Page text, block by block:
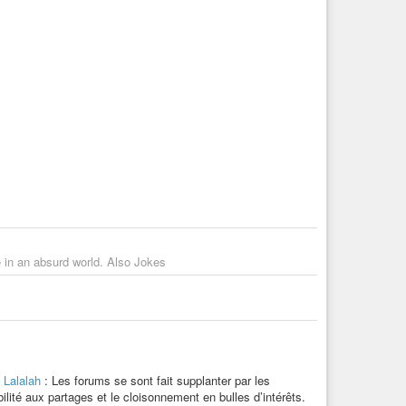
an absurd world. Also Jokes
: Les forums se sont fait supplanter par les
aux partages et le cloisonnement en bulles d’intérêts.